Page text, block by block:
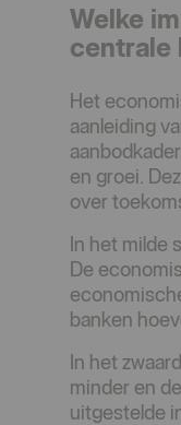
Welke
centrale
Het
aanleiding
en groei.
over
In het milde
De
banken
In het
minder en
uitgestelde